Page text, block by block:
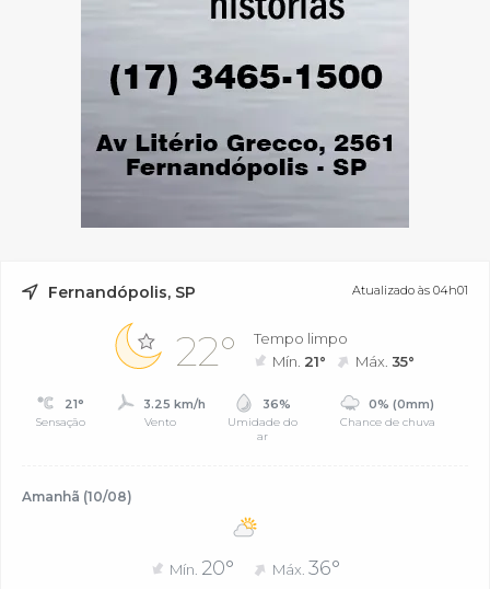
Fernandópolis, SP Atualizado às 04h01
22°
Tempo limpo
Mín. 21° Máx.35°
21°
Sensação
3.25 km/h
Vento
36%
Umidade do
ar
0% (0mm)
Chance de chuva
Amanhã (10/08)
Mín. 20° Máx. 36°